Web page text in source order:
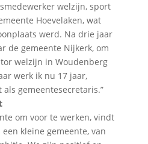
welzijn, sport
Hoevelaken, wat
werd. Na drie jaar
de gemeente Nijkerk, om
welzijn in Woudenberg
werk ik nu 17 jaar,
gemeentesecretaris.”
om voor te werken, vindt
kleine gemeente, van